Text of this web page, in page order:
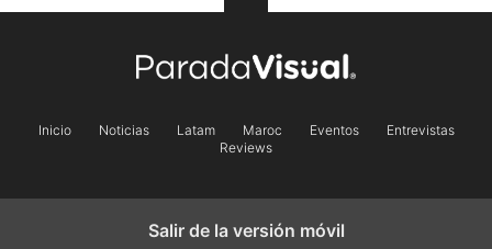
Inicio Noticias Latam Maroc Eventos
Entrevistas
Reviews
Salir de la versión móvil